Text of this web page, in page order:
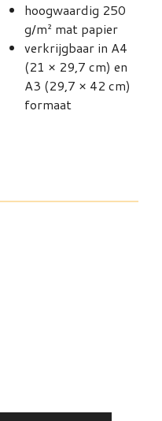
hoogwaardig 250
g/m² mat papier
verkrijgbaar in A4
(21 × 29,7 cm) en
A3 (29,7 × 42 cm)
formaat